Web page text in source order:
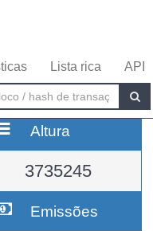
Lista rica API
Altura
3735245
Emissões